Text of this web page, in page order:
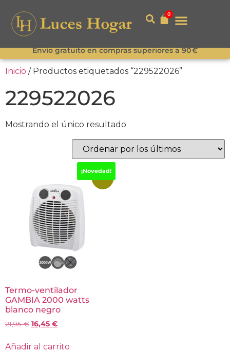
0
Envío gratuito en compras superiores a 90 €
Inicio / Productos etiquetados “229522026”
229522026
Mostrando el único resultado
¡Novedad!
Termo-ventilador
GAMBIA 2000 watts
blanco negro
21,95€ 16,45 €
Añadir al carrito